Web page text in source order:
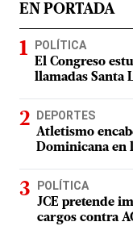
EN PORTADA
POLÍTICA
El Congreso
llamadas Santa
DEPORTES
Atletismo
Dominicana en
POLÍTICA
JCE pretende
cargos contra